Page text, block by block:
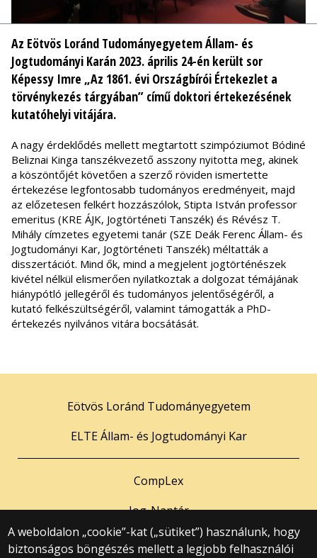
Az Eötvös Loránd Tudományegyetem Állam- és
Jogtudományi Karán 2023. április 24-én került sor
Képessy Imre „Az 1861. évi Országbírói Értekezlet a
törvénykezés tárgyában” című doktori értekezésének
kutatóhelyi vitájára.
A nagy érdeklődés mellett megtartott szimpóziumot Bódiné
Beliznai Kinga tanszékvezető asszony nyitotta meg, akinek
a köszöntőjét követően a szerző röviden ismertette
értekezése legfontosabb tudományos eredményeit, majd
az előzetesen felkért hozzászólok, Stipta István professor
emeritus (KRE ÁJK, Jogtörténeti Tanszék) és Révész T.
Mihály címzetes egyetemi tanár (SZE Deák Ferenc Állam- és
Jogtudományi Kar, Jogtörténeti Tanszék) méltatták a
disszertációt. Mind ők, mind a megjelent jogtörténészek
kivétel nélkül elismerően nyilatkoztak a dolgozat témájának
hiánypótló jellegéről és tudományos jelentőségéről, a
kutató felkészültségéről, valamint támogatták a PhD-
értekezés nyilvános vitára bocsátását.
A weboldalon „cookie”-kat („sütiket”) használunk, hogy
biztonságos böngészés mellett a legjobb felhasználói
Eötvös Loránd Tudományegyetem
ELTE Állam- és Jogtudományi Kar
CompLex
Jog-Naptár
© 2025 Eötvös Loránd Tudományegyetem